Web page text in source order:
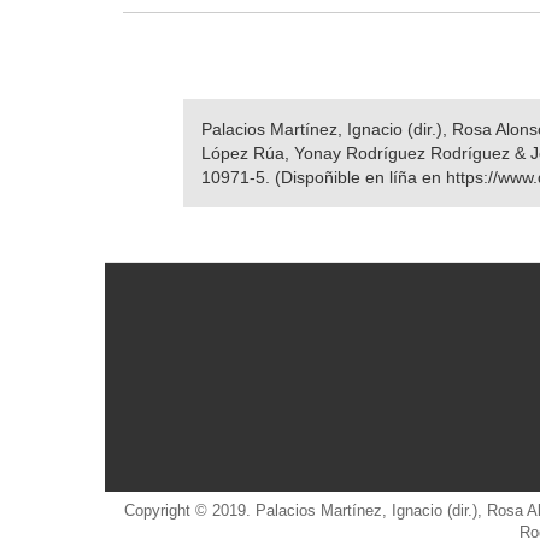
Palacios Martínez, Ignacio (dir.), Rosa
López Rúa, Yonay Rodríguez Rodríguez &
10971-5. (Dispoñible en líña en https://
Copyright © 2019. Palacios Martínez, Ignacio (dir.), Rosa